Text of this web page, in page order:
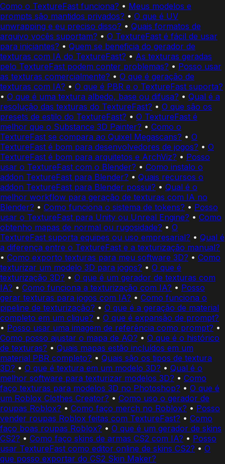
Como o TextureFast funciona? • Meus modelos e
prompts são mantidos privados? • O que é UV
unwrapping e eu preciso disso? • Quais formatos de
arquivo vocês suportam? • O TextureFast é fácil de usar
para iniciantes? • Quem se beneficia do gerador de
texturas com IA do TextureFast? • As texturas geradas
pelo TextureFast podem conter problemas? • Posso usar
as texturas comercialmente? • O que é geração de
texturas com IA? • O que é PBR e o TextureFast suporta?
• O que é uma textura albedo, base ou difusa? • Qual é a
resolução das texturas do TextureFast? • O que são os
presets de estilo do TextureFast? • O TextureFast é
melhor que o Substance 3D Painter? • Como o
TextureFast se compara ao Quixel Megascans? • O
TextureFast é bom para desenvolvedores de jogos? • O
TextureFast é bom para arquitetos e ArchViz? • Posso
usar o TextureFast com o Blender? • Como instalo o
addon TextureFast para Blender? • Quais recursos o
addon TextureFast para Blender possui? • Qual é o
melhor workflow para geração de texturas com IA no
Blender? • Como funciona o sistema de tokens? • Posso
usar o TextureFast para Unity ou Unreal Engine? • Como
obtenho mapas de normal ou rugosidade? • O
TextureFast suporta equipes ou uso empresarial? • Qual é
a diferença entre o TextureFast e a texturização manual?
• Como exporto texturas para meu software 3D? • Como
texturizar um modelo 3D para jogos? • O que é
texturização 3D? • O que é um gerador de texturas com
IA? • Como funciona a texturização com IA? • Posso
gerar texturas para jogos com IA? • Como funciona o
pipeline de texturização? • O que é a geração de material
completo em um clique? • O que é expansão de prompt?
• Posso usar uma imagem de referência como prompt? •
Como posso ajustar o mapa de AO? • O que é o histórico
de texturas? • Quais mapas estão incluídos em um
material PBR completo? • Quais são os tipos de textura
3D? • O que é textura em um modelo 3D? • Qual é o
melhor software para texturizar modelos 3D? • Como
faço texturas para modelos 3D no Photoshop? • O que é
um Roblox Clothes Creator? • Como uso o gerador de
roupas Roblox? • Como faço merch no Roblox? • Posso
vender roupas Roblox feitas com TextureFast? • Como
faço boas roupas Roblox? • O que é um gerador de skins
CS2? • Como faço skins de armas CS2 com IA? • Posso
usar TextureFast como editor online de skins CS2? • O
que posso exportar do CS2 Skin Maker?